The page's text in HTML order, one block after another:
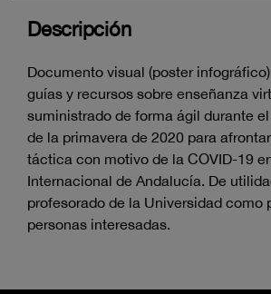
Descripción
Documento visual (poster
guías y recursos sobre enseñanza
suministrado de forma ágil durante
de la primavera de 2020 para
táctica con motivo de la COVID-19
Internacional de Andalucía. De
profesorado de la Universidad como
personas interesadas.